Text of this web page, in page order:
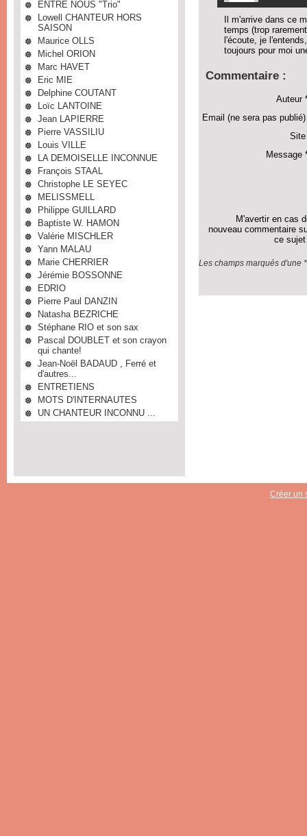
ENTRE NOUS "Trio"
Lowell CHANTEUR HORS
SAISON
Maurice OLLS
Michel ORION
Marc HAVET
Eric MIE
Delphine COUTANT
Loïc LANTOINE
Jean LAPIERRE
Pierre VASSILIU
Louis VILLE
LA DEMOISELLE INCONNUE
François STAAL
Christophe LE SEYEC
MELISSMELL
Philippe GUILLARD
Baptiste W. HAMON
Valérie MISCHLER
Yann MALAU
Marie CHERRIER
Jérémie BOSSONNE
EDRIO
Pierre Paul DANZIN
Natasha BEZRICHE
Stéphane RIO et son sax
Pascal DOUBLET et son crayon
qui chante!
Jean-Noël BADAUD , Ferré et
d'autres...
ENTRETIENS
MOTS D'INTERNAUTES
UN CHANTEUR INCONNU ...
Il m'arrive dans ce
temps (trop
l'écoute, je
toujours pour moi
Commentaire :
Auteur
Email (ne sera pas
Message
M'avertir en cas
nouveau commentaire
ce
Les champs marqués d'une
Créer un